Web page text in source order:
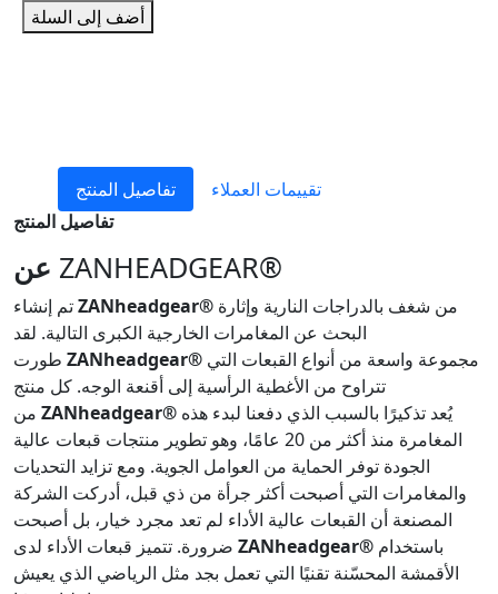
أضف إلى السلة
تفاصيل المنتج
تقييمات العملاء
تفاصيل المنتج
عن ZANHEADGEAR®
ZANheadgear®
البحث عن المغامرات الخارجية الكبرى التالية. لقد
ZANheadgear®
تتراوح من الأغطية الرأسية إلى أقنعة الوجه. كل منتج
ZANheadgear®
المغامرة منذ أكثر من 20 عامًا، وهو تطوير منتجات قبعات عالية
الجودة توفر الحماية من العوامل الجوية. ومع تزايد التحديات
والمغامرات التي أصبحت أكثر جرأة من ذي قبل، أدركت الشركة
المصنعة أن القبعات عالية الأداء لم تعد مجرد خيار، بل أصبحت
ZANheadgear®
الأقمشة المحسّنة تقنيًا التي تعمل بجد مثل الرياضي الذي يعيش